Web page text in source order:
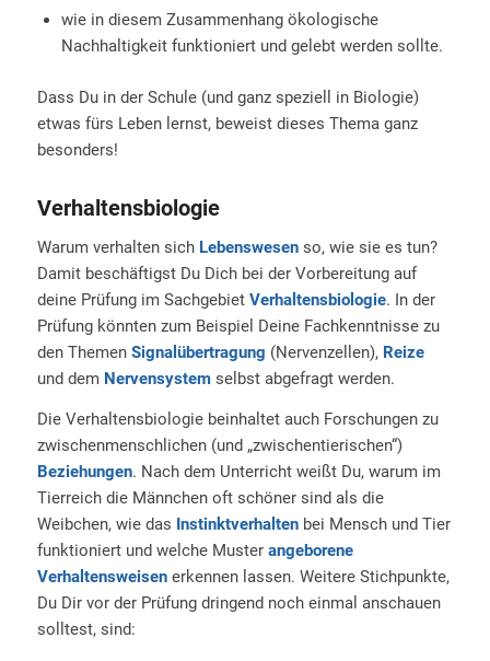
wie in diesem Zusammenhang ökologische
Nachhaltigkeit funktioniert und gelebt werden sollte.
Dass Du in der Schule (und ganz speziell in Biologie)
etwas fürs Leben lernst, beweist dieses Thema ganz
besonders!
Verhaltensbiologie
Warum verhalten sich Lebenswesenso, wie sie es tun?
Damit beschäftigst Du Dich bei der Vorbereitung auf
deine Prüfung im Sachgebiet Verhaltensbiologie. In der
Prüfung könnten zum Beispiel Deine Fachkenntnisse zu
den Themen Signalübertragung (Nervenzellen), Reize
und dem Nervensystemselbst abgefragt werden.
Die Verhaltensbiologie beinhaltet auch Forschungen zu
zwischenmenschlichen (und „zwischentierischen“)
Beziehungen. Nach dem Unterricht weißt Du, warum im
Tierreich die Männchen oft schöner sind als die
Weibchen, wie das Instinktverhaltenbei Mensch und Tier
funktioniert und welche Muster angeborene
Verhaltensweisenerkennen lassen. Weitere Stichpunkte,
Du Dir vor der Prüfung dringend noch einmal anschauen
solltest, sind: